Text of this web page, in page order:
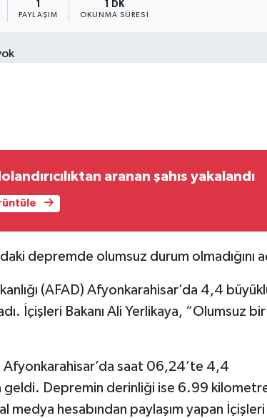
PAYLAŞIM
1 DK
OKUNMA SÜRESI
aranan şahıs yakalandı
depremde olumsuz durum olmadığını
(AFAD) Afyonkarahisar’da 4,4
İçişleri Bakanı Ali Yerlikaya, “Olumsuz
Afyonkarahisar’da saat 06,24’te 4,4
geldi. Depremin derinliği ise 6.99
hesabından paylaşım yapan İçişleri